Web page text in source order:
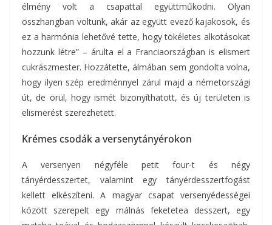
élmény volt a csapattal együttműködni. Olyan
összhangban voltunk, akár az együtt evező kajakosok, és
ez a harmónia lehetővé tette, hogy tökéletes alkotásokat
hozzunk létre” – árulta el a Franciaországban is elismert
cukrászmester. Hozzátette, álmában sem gondolta volna,
hogy ilyen szép eredménnyel zárul majd a németországi
út, de örül, hogy ismét bizonyíthatott, és új területen is
elismerést szerezhetett.
Krémes csodák a versenytányérokon
A versenyen négyféle petit four-t és négy
tányérdesszertet, valamint egy tányérdesszertfogást
kellett elkészíteni. A magyar csapat versenyédességei
között szerepelt egy málnás feketetea desszert, egy